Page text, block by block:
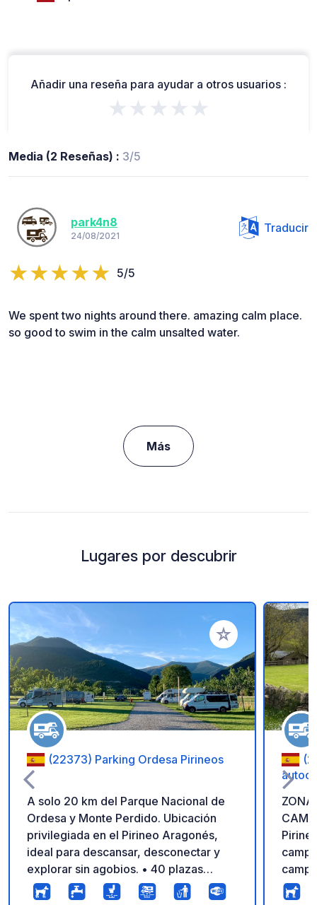
Añadir una reseña para ayudar a otros usuarios :
★★★★★
Media (2 Reseñas) : 3/5
park4n8
24/08/2021
Traducir
5/5
We spent two nights around there. amazing calm place.
so good to swim in the calm unsalted water.
Más
Lugares por descubrir
Añadir a tus
(22373) Parking Ordesa Pirineos
A solo 20 km del Parque Nacional de
Ordesa y Monte Perdido. Ubicación
privilegiada en el Pirineo Aragonés,
ideal para descansar, desconectar y
explorar sin agobios. • 40 plazas
amplias, niveladas y con césped •
CAMPERS //
Pirineos. ✅ AGOSTO
camping ⚡⚡⚡